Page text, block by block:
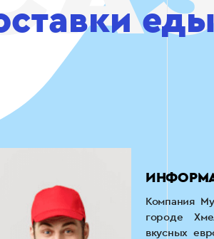
Компания
городе
вкусных